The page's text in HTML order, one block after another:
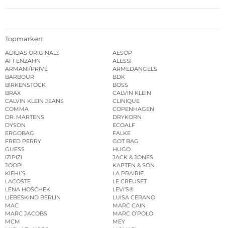
Topmarken
ADIDAS ORIGINALS
AESOP
AFFENZAHN
ALESSI
ARMANI/PRIVÉ
ARMEDANGELS
BARBOUR
BDK
BIRKENSTOCK
BOSS
BRAX
CALVIN KLEIN
CALVIN KLEIN JEANS
CLINIQUE
COMMA
COPENHAGEN
DR. MARTENS
DRYKORN
DYSON
ECOALF
ERGOBAG
FALKE
FRED PERRY
GOT BAG
GUESS
HUGO
IZIPIZI
JACK & JONES
JOOP!
KAPTEN & SON
KIEHL’S
LA PRAIRIE
LACOSTE
LE CREUSET
LENA HOSCHEK
LEVI’S®
LIEBESKIND BERLIN
LUISA CERANO
MAC
MARC CAIN
MARC JACOBS
MARC O’POLO
MCM
MEY